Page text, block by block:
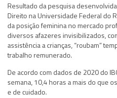
Resultado da pesquisa
Direito na Universidade Federal do
da posição feminina no mercado
diversos afazeres invisibilizados,
assistência a crianças, “roubam”
trabalho remunerado.
De acordo com dados de 2020 do
semana, 10,4 horas a mais do que
e de cuidado.